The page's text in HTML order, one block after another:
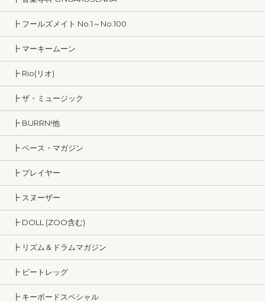
┣ フールズメイト No.1～No.100
┣ マーキームーン
┣ Rio(リオ)
┣ ザ・ミュージック
┣ BURRN!他
┣ ベース・マガジン
┣ プレイヤー
┣ スヌーザー
┣ DOLL (ZOO含む)
┣ リズム＆ドラムマガジン
┣ ビートレッグ
┣ キーボードスペシャル